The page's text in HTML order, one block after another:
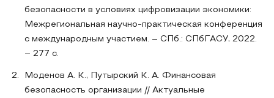
безопасности в условиях цифровизации экономики:
Межрегиональная научно-практическая конференция
с международным участием. – СПб.: СПбГАСУ, 2022.
– 277 с.
Моденов А. К., Путырский К. А. Финансовая
безопасность организации // Актуальные